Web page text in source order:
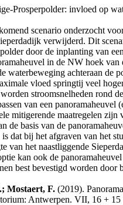
Prosperpolder: invloed op
scenario onderzocht
verwijderd. Dit
door de inplanting van
in de NW hoek
waterbeweging achteraan de
vloed springtij veel
stroomsnelheden rond
van een
mitigerende maatregelen zijn
de basis van de
dat bij het afgraven van het
van het naastliggende
kan ook de
best bevestigd worden door
Mostaert, F. (2019).
Antwerpen. VII, 16 + 15